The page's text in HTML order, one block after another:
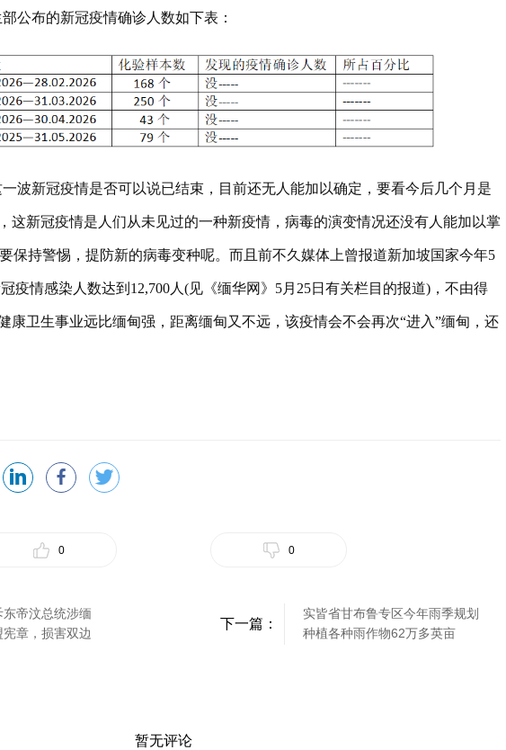
公布的新冠疫情确诊人数如下表：
波新冠疫情是否可以说已结束，目前还无人能加以确定，要看今后几个月是
这新冠疫情是人们从未见过的一种新疫情，病毒的演变情况还没有人能加以掌
保持警惕，提防新的病毒变种呢。而且前不久媒体上曾报道新加坡国家今年5
疫情感染人数达到12,700人(见《缅华网》5月25日有关栏目的报道)，不由得
康卫生事业远比缅甸强，距离缅甸又不远，该疫情会不会再次“进入”缅甸，还
0 0
帝汶总统涉缅
章，损害双边
下一篇：
实皆省甘布鲁专区今年雨季规划
种植各种雨作物62万多英亩
暂无评论